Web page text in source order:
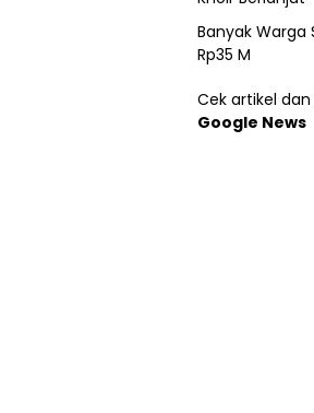
Banyak Warga
Rp35 M
Cek artikel
Google News